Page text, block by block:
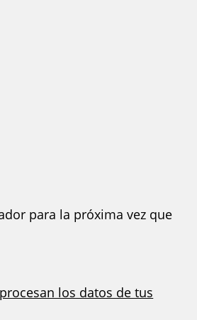
para la próxima vez que
los datos de tus